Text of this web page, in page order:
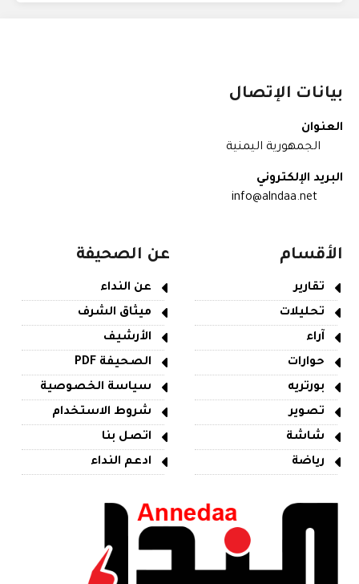
بيانات الإتصال
العنوان
الجمهورية اليمنية
البريد الإلكتروني
info@alndaa.net
الأقسام
تقارير
تحليلات
آراء
حوارات
بورتريه
تصوير
شاشة
رياضة
عن الصحيفة
عن النداء
ميثاق الشرف
الأرشيف
الصحيفة PDF
سياسة الخصوصية
شروط الاستخدام
اتصل بنا
ادعم النداء